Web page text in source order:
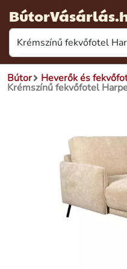
Bútor Heverők és
Krémszínű fekvőfotel